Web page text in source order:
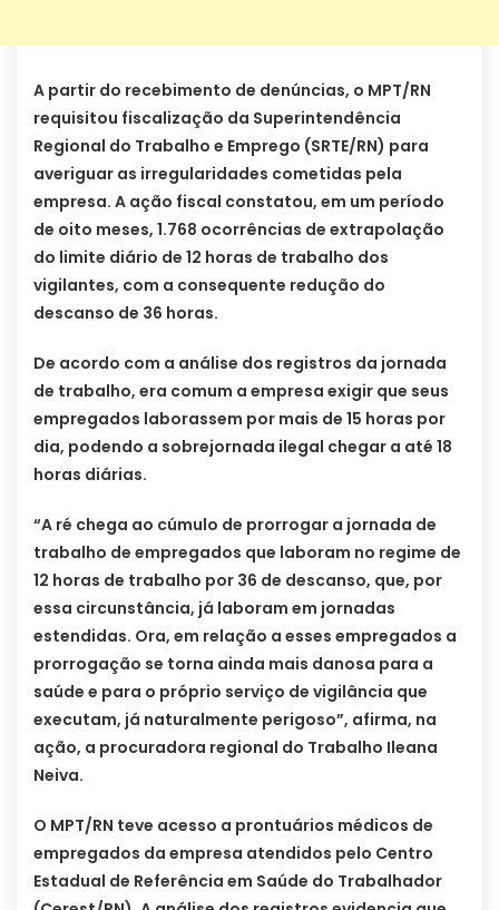
A partir do recebimento de denúncias, o MPT/RN
requisitou fiscalização da Superintendência
Regional do Trabalho e Emprego (SRTE/RN) para
averiguar as irregularidades cometidas pela
empresa. A ação fiscal constatou, em um período
de oito meses, 1.768 ocorrências de extrapolação
do limite diário de 12 horas de trabalho dos
vigilantes, com a consequente redução do
descanso de 36 horas.
De acordo com a análise dos registros da jornada
de trabalho, era comum a empresa exigir que seus
empregados laborassem por mais de 15 horas por
dia, podendo a sobrejornada ilegal chegar a até 18
horas diárias.
“A ré chega ao cúmulo de prorrogar a jornada de
trabalho de empregados que laboram no regime de
12 horas de trabalho por 36 de descanso, que, por
essa circunstância, já laboram em jornadas
estendidas. Ora, em relação a esses empregados a
prorrogação se torna ainda mais danosa para a
saúde e para o próprio serviço de vigilância que
executam, já naturalmente perigoso”, afirma, na
ação, a procuradora regional do Trabalho Ileana
Neiva.
O MPT/RN teve acesso a prontuários médicos de
empregados da empresa atendidos pelo Centro
Estadual de Referência em Saúde do Trabalhador